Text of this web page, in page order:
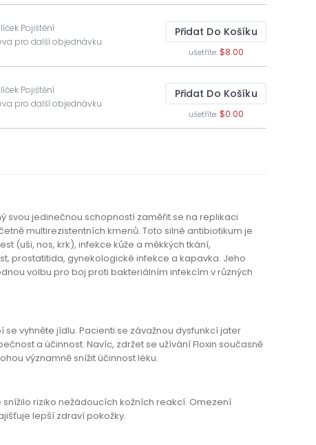
Pojištění
pro další objednávku
Přidat Do Košíku
ušetříte:$8.00
Pojištění
pro další objednávku
Přidat Do Košíku
ušetříte:$0.00
svou jedinečnou schopností zaměřit se na replikaci
multirezistentních kmenů. Toto silné antibiotikum je
(uši, nos, krk), infekce kůže a měkkých tkání,
prostatitida, gynekologické infekce a kapavka. Jeho
volbu pro boj proti bakteriálním infekcím v různých
vyhněte jídlu. Pacienti se závažnou dysfunkcí jater
a účinnost. Navíc, zdržet se užívání Floxin současně
významně snížit účinnost léku.
snížilo riziko nežádoucích kožních reakcí. Omezení
lepší zdraví pokožky.